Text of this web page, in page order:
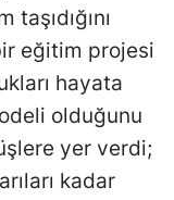
eğitim projesi
hayata
olduğunu
yer verdi;
kadar